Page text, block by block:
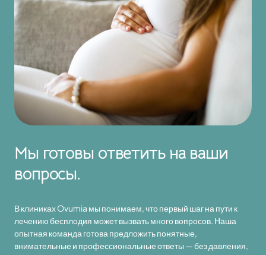
Мы готовы ответить на ваши
вопросы.
В клиниках Ovumia мы понимаем, что первый шаг на пути к
лечению бесплодия может вызвать много вопросов. Наша
опытная команда готова предложить понятные,
внимательные и профессиональные ответы — без давления,